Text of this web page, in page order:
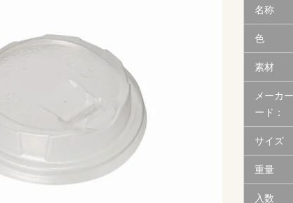
名称
色
素材
メーカ
ード：
サイズ
重量
入数